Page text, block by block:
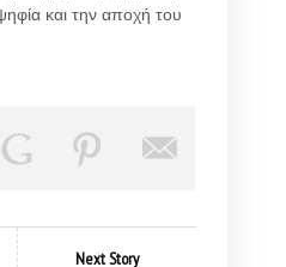
και την αποχή του
Next Story